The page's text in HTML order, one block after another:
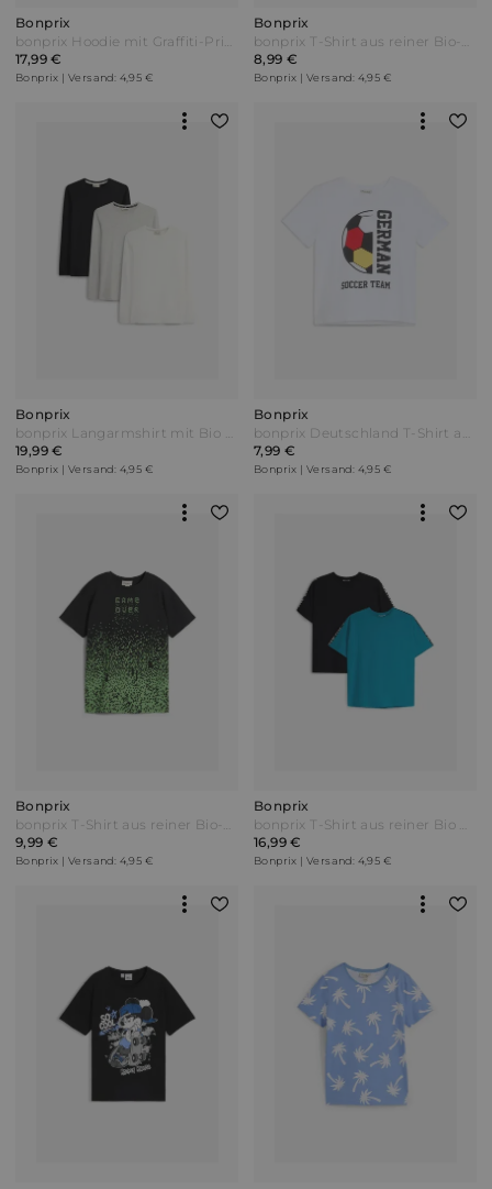
Bonprix
bonprix Hoodie mit Graffiti-Print aus reiner Bio-Baumwolle Blau
17,99 €
Bonprix | Versand: 4,95 €
Bonprix
bonprix T-Shirt aus reiner Bio-Baumwolle Blau
8,99 €
Bonprix | Versand: 4,95 €
Bonprix
bonprix Langarmshirt mit Bio Baumwolle (3er-Pack) Schwarz
19,99 €
Bonprix | Versand: 4,95 €
Bonprix
bonprix Deutschland T-Shirt aus reiner Bio-Baumwolle Weiß
7,99 €
Bonprix | Versand: 4,95 €
Bonprix
bonprix T-Shirt aus reiner Bio-Baumwolle Schwarz
9,99 €
Bonprix | Versand: 4,95 €
Bonprix
bonprix T-Shirt aus reiner Bio Baumwolle (2er Pack) Schwarz
16,99 €
Bonprix | Versand: 4,95 €